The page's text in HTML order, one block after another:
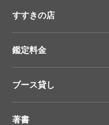
すすきの店
鑑定料金
ブース貸し
著書